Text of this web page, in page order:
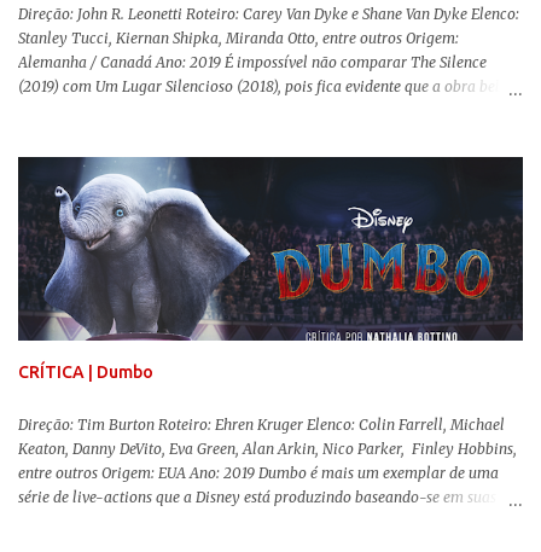
Direção: John R. Leonetti Roteiro: Carey Van Dyke e Shane Van Dyke Elenco:
Stanley Tucci, Kiernan Shipka, Miranda Otto, entre outros Origem:
Alemanha / Canadá Ano: 2019 É impossível não comparar The Silence
(2019) com Um Lugar Silencioso (2018), pois fica evidente que a obra bebe
reproduzir alguns elementos que consograram a obra de John Krasinski
(The Office). Aqui os “monstros” com audições aguçadas eram seres da
Terra que estavam presos por séculos em uma caverna recém descoberta,
libertando-os pelo mundo. O espectador acompanha uma família que tem
uma pequena vantagem em relação às outras pessoas. Adivinhem? Sabem
viver em silêncio pelo fato da filha mais velha ser surda. Para aqueles que
amam filmes com temática apocalíptica, a produção pode até funcionar
como entretenimento mediano. Todo o cenário de fuga, pânico col...
CRÍTICA | Dumbo
Direção: Tim Burton Roteiro: Ehren Kruger Elenco: Colin Farrell, Michael
Keaton, Danny DeVito, Eva Green, Alan Arkin, Nico Parker, Finley Hobbins,
entre outros Origem: EUA Ano: 2019 Dumbo é mais um exemplar de uma
série de live-actions que a Disney está produzindo baseando-se em suas